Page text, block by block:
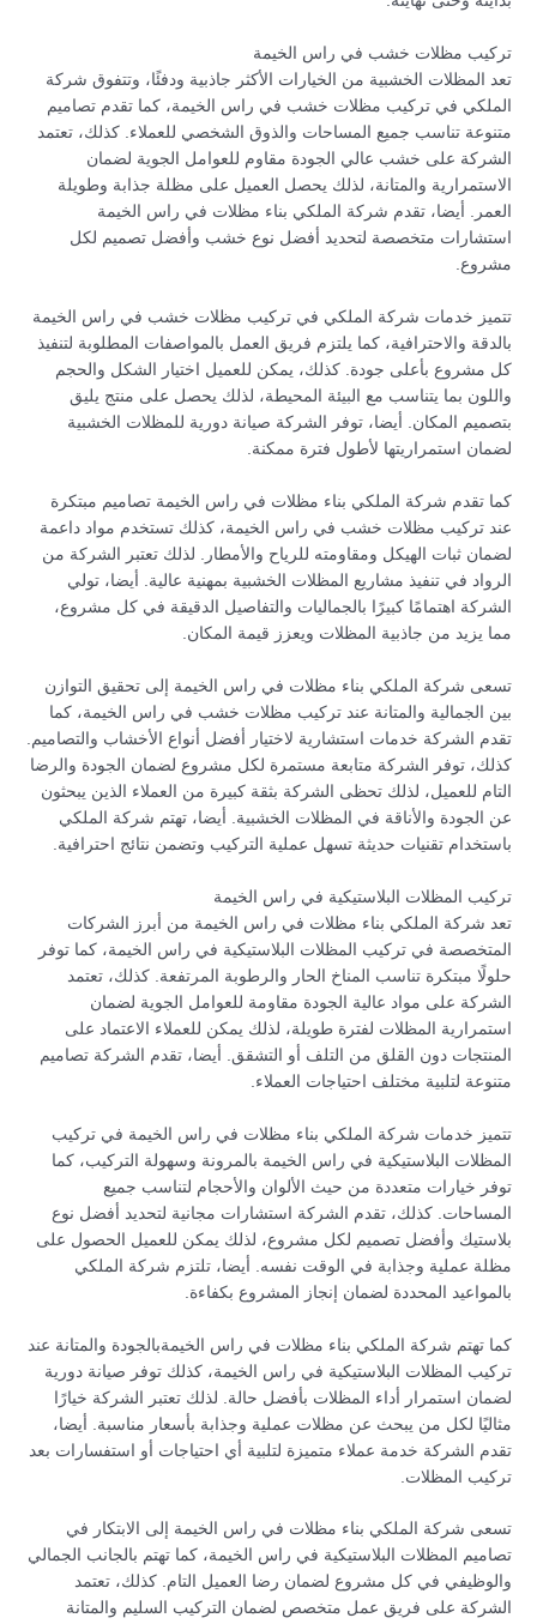
تركيب مظلات خشب في راس الخيمة
تعد المظلات الخشبية من الخيارات الأكثر جاذبية ودفئًا، وتتفوق شركة
الملكي في تركيب مظلات خشب في راس الخيمة، كما تقدم تصاميم
متنوعة تناسب جميع المساحات والذوق الشخصي للعملاء. كذلك، تعتمد
الشركة على خشب عالي الجودة مقاوم للعوامل الجوية لضمان
الاستمرارية والمتانة، لذلك يحصل العميل على مظلة جذابة وطويلة
العمر. أيضا، تقدم شركة الملكي بناء مظلات في راس الخيمة
استشارات متخصصة لتحديد أفضل نوع خشب وأفضل تصميم لكل
مشروع.
تتميز خدمات شركة الملكي في تركيب مظلات خشب في راس الخيمة
بالدقة والاحترافية، كما يلتزم فريق العمل بالمواصفات المطلوبة لتنفيذ
كل مشروع بأعلى جودة. كذلك، يمكن للعميل اختيار الشكل والحجم
واللون بما يتناسب مع البيئة المحيطة، لذلك يحصل على منتج يليق
بتصميم المكان. أيضا، توفر الشركة صيانة دورية للمظلات الخشبية
لضمان استمراريتها لأطول فترة ممكنة.
كما تقدم شركة الملكي بناء مظلات في راس الخيمة تصاميم مبتكرة
عند تركيب مظلات خشب في راس الخيمة، كذلك تستخدم مواد داعمة
لضمان ثبات الهيكل ومقاومته للرياح والأمطار. لذلك تعتبر الشركة من
الرواد في تنفيذ مشاريع المظلات الخشبية بمهنية عالية. أيضا، تولي
الشركة اهتمامًا كبيرًا بالجماليات والتفاصيل الدقيقة في كل مشروع،
مما يزيد من جاذبية المظلات ويعزز قيمة المكان.
تسعى شركة الملكي بناء مظلات في راس الخيمة إلى تحقيق التوازن
بين الجمالية والمتانة عند تركيب مظلات خشب في راس الخيمة، كما
تقدم الشركة خدمات استشارية لاختيار أفضل أنواع الأخشاب والتصاميم.
كذلك، توفر الشركة متابعة مستمرة لكل مشروع لضمان الجودة والرضا
التام للعميل، لذلك تحظى الشركة بثقة كبيرة من العملاء الذين يبحثون
عن الجودة والأناقة في المظلات الخشبية. أيضا، تهتم شركة الملكي
باستخدام تقنيات حديثة تسهل عملية التركيب وتضمن نتائج احترافية.
تركيب المظلات البلاستيكية في راس الخيمة
تعد شركة الملكي بناء مظلات في راس الخيمة من أبرز الشركات
المتخصصة في تركيب المظلات البلاستيكية في راس الخيمة، كما توفر
حلولًا مبتكرة تناسب المناخ الحار والرطوبة المرتفعة. كذلك، تعتمد
الشركة على مواد عالية الجودة مقاومة للعوامل الجوية لضمان
استمرارية المظلات لفترة طويلة، لذلك يمكن للعملاء الاعتماد على
المنتجات دون القلق من التلف أو التشقق. أيضا، تقدم الشركة تصاميم
متنوعة لتلبية مختلف احتياجات العملاء.
تتميز خدمات شركة الملكي بناء مظلات في راس الخيمة في تركيب
المظلات البلاستيكية في راس الخيمة بالمرونة وسهولة التركيب، كما
توفر خيارات متعددة من حيث الألوان والأحجام لتناسب جميع
المساحات. كذلك، تقدم الشركة استشارات مجانية لتحديد أفضل نوع
بلاستيك وأفضل تصميم لكل مشروع، لذلك يمكن للعميل الحصول على
مظلة عملية وجذابة في الوقت نفسه. أيضا، تلتزم شركة الملكي
بالمواعيد المحددة لضمان إنجاز المشروع بكفاءة.
كما تهتم شركة الملكي بناء مظلات في راس الخيمةبالجودة والمتانة عند
تركيب المظلات البلاستيكية في راس الخيمة، كذلك توفر صيانة دورية
لضمان استمرار أداء المظلات بأفضل حالة. لذلك تعتبر الشركة خيارًا
مثاليًا لكل من يبحث عن مظلات عملية وجذابة بأسعار مناسبة. أيضا،
تقدم الشركة خدمة عملاء متميزة لتلبية أي احتياجات أو استفسارات بعد
تركيب المظلات.
تسعى شركة الملكي بناء مظلات في راس الخيمة إلى الابتكار في
تصاميم المظلات البلاستيكية في راس الخيمة، كما تهتم بالجانب الجمالي
والوظيفي في كل مشروع لضمان رضا العميل التام. كذلك، تعتمد
الشركة على فريق عمل متخصص لضمان التركيب السليم والمتانة